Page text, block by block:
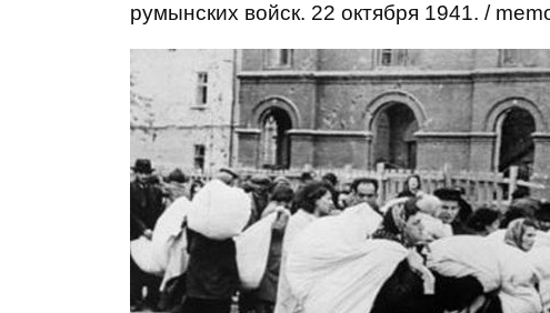
румынских войск. 22 октября 1941. /